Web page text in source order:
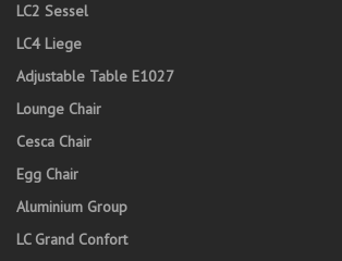
LC2 Sessel
LC4 Liege
Adjustable Table E1027
Lounge Chair
Cesca Chair
Egg Chair
Aluminium Group
LC Grand Confort